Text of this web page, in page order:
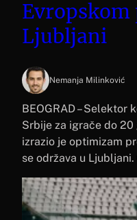
Ljubljani
Nemanja Milinković
BEOGRAD – Selektor
Srbije za igrače do 20
izrazio je optimizam
se održava u